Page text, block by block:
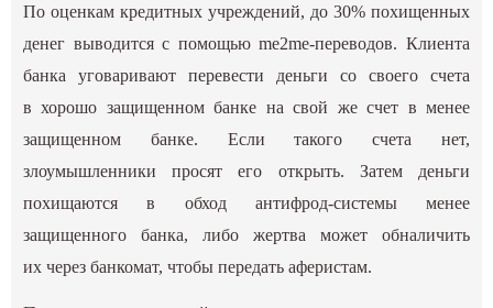
По оценкам кредитных учреждений, до 30% похищенных
денег выводится с помощью me2me-переводов. Клиента
банка уговаривают перевести деньги со своего счета
в хорошо защищенном банке на свой же счет в менее
защищенном банке. Если такого счета нет,
злоумышленники просят его открыть. Затем деньги
похищаются в обход антифрод-системы менее
защищенного банка, либо жертва может обналичить
их через банкомат, чтобы передать аферистам.